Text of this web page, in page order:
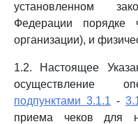
установленном
Федерации порядке
организации), и
1.2. Настоящее
осуществление
подпунктами 3.1.1 -
приема чеков для